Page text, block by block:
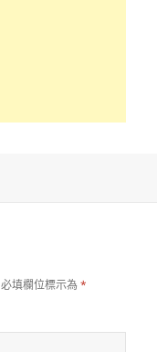
必填欄位標示為*